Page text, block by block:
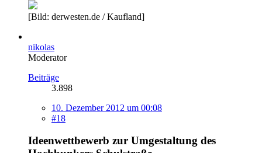
[Bild: derwesten.de / Kaufland]
nikolas
Moderator
Beiträge
3.898
10. Dezember 2012 um 00:08
#18
Ideenwettbewerb zur Umgestaltung des